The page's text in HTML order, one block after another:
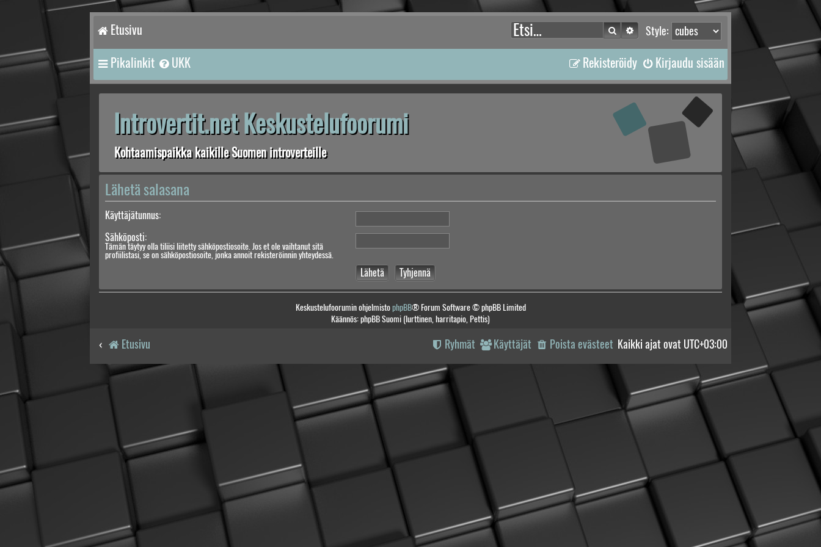
Etusivu Style:
Etsi Tarkennettu haku
Pikalinkit UKK Kirjaudu sisään
Rekisteröidy
Introvertit.net Keskustelufoorumi
Kohtaamispaikka kaikille Suomen introverteille
Lähetä salasana
Käyttäjätunnus:
Sähköposti:
Tämän täytyy olla tiliisi liitetty sähköpostiosoite. Jos et ole vaihtanut sitä
profiilistasi, se on sähköpostiosoite, jonka annoit rekisteröinnin yhteydessä.
Keskustelufoorumin ohjelmistophpBB® Forum Software © phpBB Limited
Käännös: phpBB Suomi (lurttinen, harritapio, Pettis)
Etusivu Kaikki ajat ovat UTC+03:00
Poista evästeet
Käyttäjät
Ryhmät